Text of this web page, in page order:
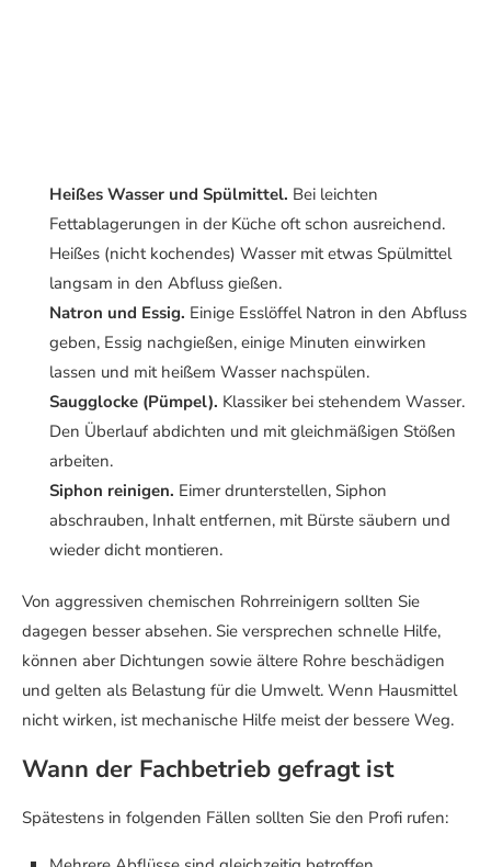
Heißes Wasser und Spülmittel. Bei leichten
Fettablagerungen in der Küche oft schon ausreichend.
Heißes (nicht kochendes) Wasser mit etwas Spülmittel
langsam in den Abfluss gießen.
Natron und Essig. Einige Esslöffel Natron in den Abfluss
geben, Essig nachgießen, einige Minuten einwirken
lassen und mit heißem Wasser nachspülen.
Saugglocke (Pümpel). Klassiker bei stehendem Wasser.
Den Überlauf abdichten und mit gleichmäßigen Stößen
arbeiten.
Siphon reinigen. Eimer drunterstellen, Siphon
abschrauben, Inhalt entfernen, mit Bürste säubern und
wieder dicht montieren.
Von aggressiven chemischen Rohrreinigern sollten Sie
dagegen besser absehen. Sie versprechen schnelle Hilfe,
können aber Dichtungen sowie ältere Rohre beschädigen
und gelten als Belastung für die Umwelt. Wenn Hausmittel
nicht wirken, ist mechanische Hilfe meist der bessere Weg.
Wann der Fachbetrieb gefragt ist
Spätestens in folgenden Fällen sollten Sie den Profi rufen: